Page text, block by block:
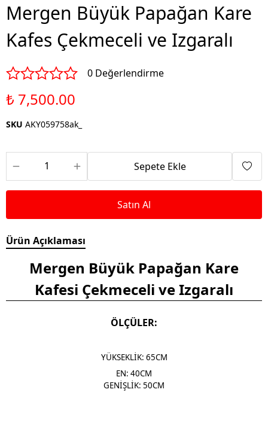
Mergen Büyük Papağan Kare
Kafes Çekmeceli ve Izgaralı
0 Değerlendirme
₺ 7,500.00
SKU AKY059758ak_
Sepete Ekle
Satın Al
Ürün Açıklaması
Mergen Büyük Papağan Kare
Kafesi Çekmeceli ve Izgaralı
ÖLÇÜLER:
YÜKSEKLİK: 65CM
EN: 40CM
GENİŞLİK: 50CM